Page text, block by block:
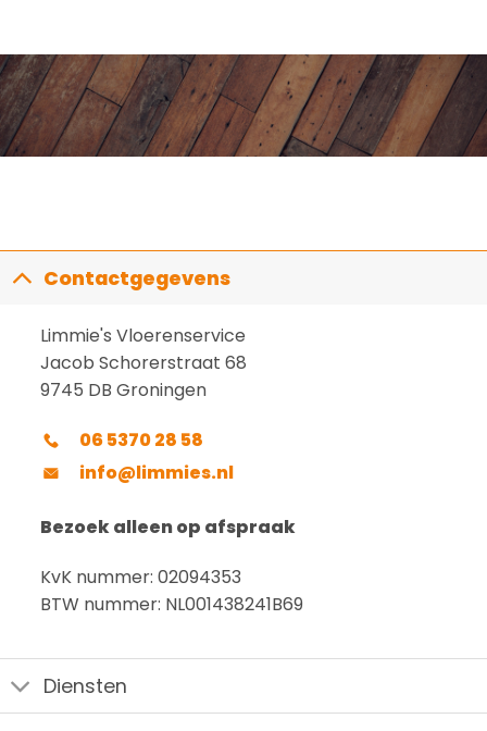
Contactgegevens
Limmie's Vloerenservice
Jacob Schorerstraat 68
9745 DB Groningen
06 5370 28 58
info@limmies.nl
Bezoek alleen op afspraak
KvK nummer: 02094353
BTW nummer: NL001438241B69
Diensten